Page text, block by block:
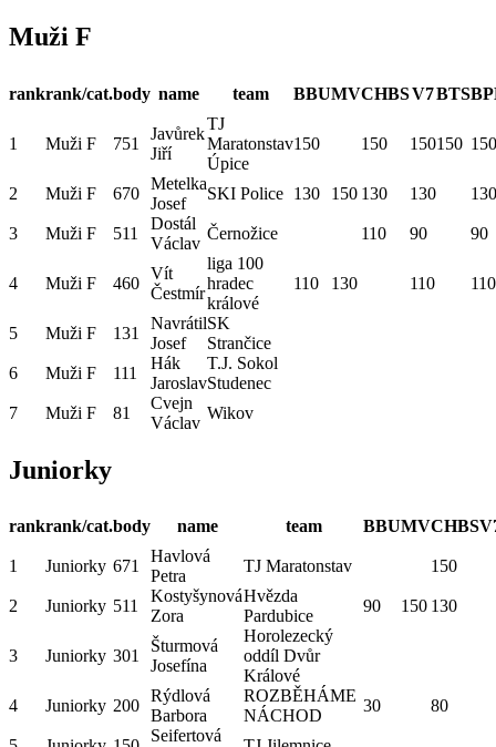
Muži F
rankrank/cat.body name team BBUMVCHBSV7BTS
1 Muži F 751
Javůrek
Jiří
TJ
Maratonstav
Úpice
150 150 150150 150
2 Muži F 670
Metelka
Josef
SKI Police 130 150 130 130 130
3 Muži F 511
Dostál
Václav
Černožice 110 90 90
4 Muži F 460
Vít
Čestmír
liga 100
hradec
králové
110 130 110 110
5 Muži F 131
Navrátil
Josef
SK
Strančice
6
Muži F 111
Hák
Jaroslav
T.J. Sokol
Studenec
7
Muži F 81
Cvejn
Václav
Wikov
Juniorky
rankrank/cat.body name team BBUMVCHBS
1 Juniorky 671
Havlová
Petra
TJ Maratonstav 150
2 Juniorky 511
Kostyšynová
Zora
Hvězda
Pardubice
90 150 130
3 Juniorky 301
Šturmová
Josefína
Horolezecký
oddíl Dvůr
Králové
4
Juniorky 200
Rýdlová
Barbora
ROZBĚHÁME
NÁCHOD
30 80
Seifertová